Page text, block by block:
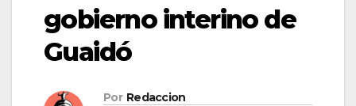
gobierno interino de
Guaidó
Por Redaccion